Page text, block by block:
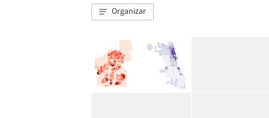
Organizar